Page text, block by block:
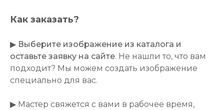
Как заказать?
▶ Выберите изображение из каталога и
оставьте заявку на сайте. Не нашли то, что вам
подходит? Мы можем создать изображение
специально для вас.
▶ Мастер свяжется с вами в рабочее время,